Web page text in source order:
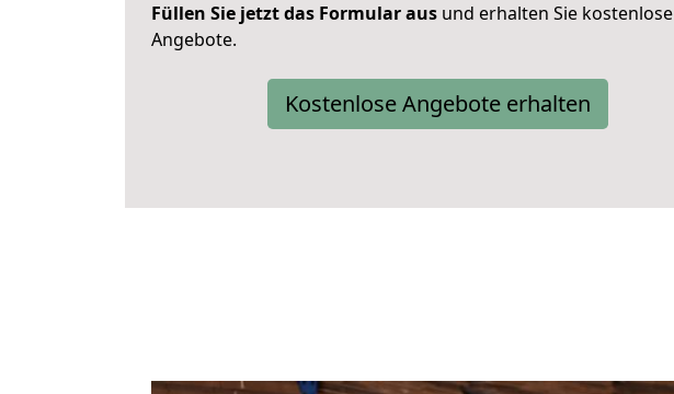
Füllen Sie jetzt das Formular aus und erhalten Sie kostenlose
Angebote.
Kostenlose Angebote erhalten